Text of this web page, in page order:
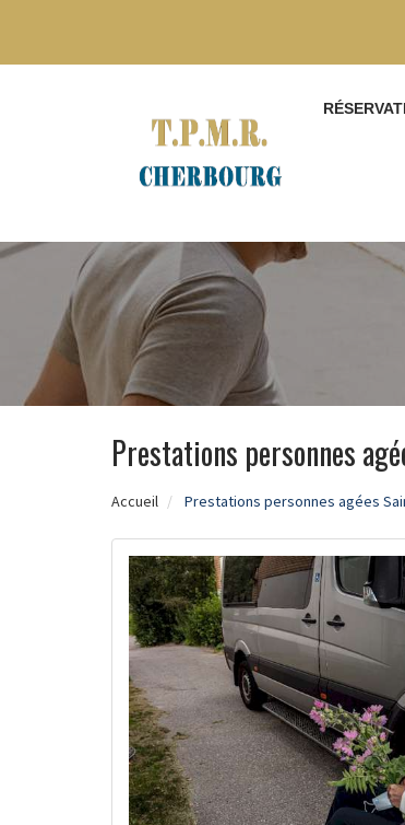
Prestations personnes
Accueil Prestations personnes agées